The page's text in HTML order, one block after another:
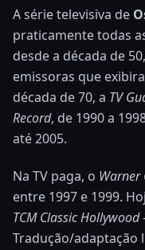
A série televisiva de
praticamente todas
desde a década de
emissoras que
década de 70, a TV
Record, de 1990 a
até 2005.
Na TV paga, o Warner
entre 1997 e 1999.
TCM Classic Hollywood
Tradução/adaptação